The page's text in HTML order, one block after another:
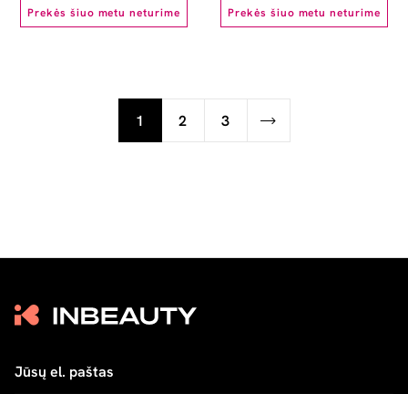
Prekės šiuo metu neturime Prekės šiuo metu neturime
1 2 3